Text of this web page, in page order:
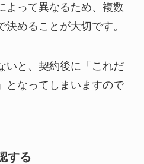
よって異なるため、複数
めることが大切です。
いと、契約後に「これだ
となってしまいますので
する